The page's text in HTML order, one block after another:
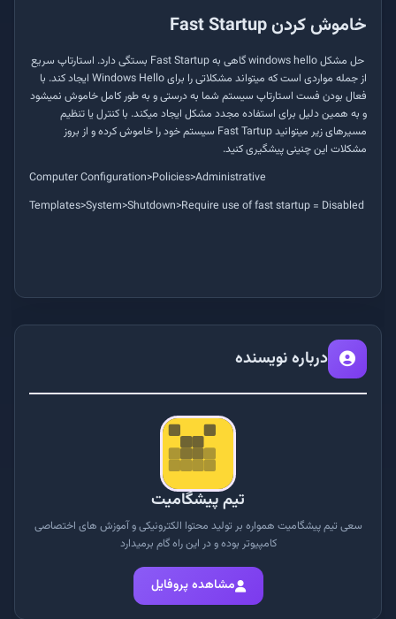
خاموش کردنFast Startup
حل مشکلwindows helloگاهی بهFast Startup بستگی دارد. استارتاپ سریع
از جمله مواردی است که می­تواند مشکلاتی را برایWindows Hello ‌ ایجاد کند. با
فعال بودن فست استارتاپ سیستم شما به درستی و به طور کامل خاموش نمی­شود
و به همین دلیل برای استفاده مجدد مشکل ایجاد می­کند. با کنترل یا تنظیم
مسیرهای زیر می­توانیدFast Tartup سیستم خود را خاموش کرده و از بروز
مشکلات این چنینی پیشگیری کنید.
Computer Configuration>Policies>Administrative
Templates>System>Shutdown>Require use of fast startup = Disabled
درباره نویسنده
تیم پیشگامیت
سعی تیم پیشگامیت همواره بر تولید محتوا الکترونیکی و آموزش های اختصاصی
کامپیوتر بوده و در این راه گام برمیدارد
مشاهده پروفایل